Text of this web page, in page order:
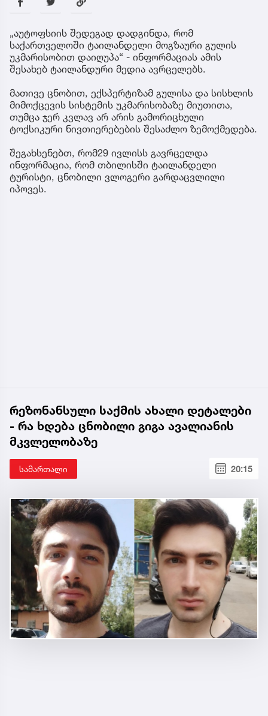
„აუტოფსიის შედეგად დადგინდა, რომ
საქართველოში ტაილანდელი მოგზაური გულის
უკმარისობით დაიღუპა“ - ინფორმაციას ამის
შესახებ ტაილანდური მედია ავრცელებს.
მათივე ცნობით, ექსპერტიზამ გულისა და სისხლის
მიმოქცევის სისტემის უკმარისობაზე მიუთითა,
თუმცა ჯერ კვლავ არ არის გამორიცხული
ტოქსიკური ნივთიერებების შესაძლო ზემოქმედება.
შეგახსენებთ, რომ29 ივლისს გავრცელდა
ინფორმაცია, რომ თბილისში ტაილანდელი
ტურისტი, ცნობილი ვლოგერი გარდაცვლილი
იპოვეს.
რეზონანსული საქმის ახალი დეტალები
- რა ხდება ცნობილი გიგა ავალიანის
მკვლელობაზე
სამართალი 20:15